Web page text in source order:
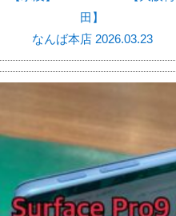
田】
なんば本店 2026.03.23